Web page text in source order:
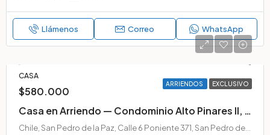
Llámenos Correo WhatsApp
ARRIENDOS EXCLUSIVO
CASA
$580.000
Casa en Arriendo — Condominio Alto Pinares II, San Pedro de la Paz